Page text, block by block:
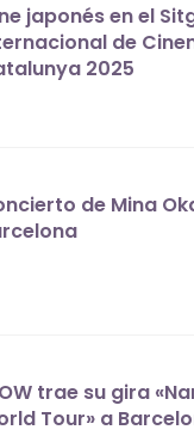
japonés en el
de
2025
de Mina
trae su gira
Tour» a